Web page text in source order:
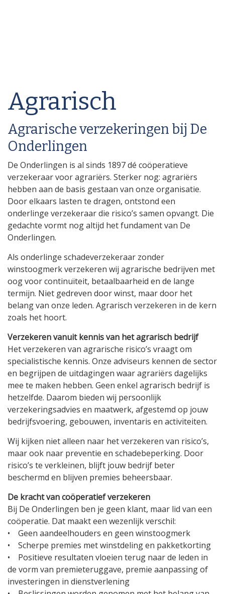
Agrarisch
Agrarische verzekeringen bij De
Onderlingen
De Onderlingen is al sinds 1897 dé coöperatieve
verzekeraar voor agrariërs. Sterker nog: agrariërs
hebben aan de basis gestaan van onze organisatie.
Door elkaars lasten te dragen, ontstond een
onderlinge verzekeraar die risico’s samen opvangt. Die
gedachte vormt nog altijd het fundament van De
Onderlingen.
Als onderlinge schadeverzekeraar zonder
winstoogmerk verzekeren wij agrarische bedrijven met
oog voor continuïteit, betaalbaarheid en de lange
termijn. Niet gedreven door winst, maar door het
belang van onze leden. Agrarisch verzekeren in de kern
zoals het hoort.
Verzekeren vanuit kennis van het agrarisch bedrijf
Het verzekeren van agrarische risico’s vraagt om
specialistische kennis. Onze adviseurs kennen de sector
en begrijpen de uitdagingen waar agrariërs dagelijks
mee te maken hebben. Geen enkel agrarisch bedrijf is
hetzelfde. Daarom bieden wij persoonlijk
verzekeringsadvies en maatwerk, afgestemd op jouw
bedrijfsvoering, gebouwen, inventaris en activiteiten.
Wij kijken niet alleen naar het verzekeren van risico’s,
maar ook naar preventie en schadebeperking. Door
risico’s te verkleinen, blijft jouw bedrijf beter
beschermd en blijven premies beheersbaar.
De kracht van coöperatief verzekeren
Bij De Onderlingen ben je geen klant, maar lid van een
coöperatie. Dat maakt een wezenlijk verschil:
• Geen aandeelhouders en geen winstoogmerk
• Scherpe premies met winstdeling en pakketkorting
• Positieve resultaten vloeien terug naar de leden in
de vorm van premieteruggave, premie aanpassing of
investeringen in dienstverlening